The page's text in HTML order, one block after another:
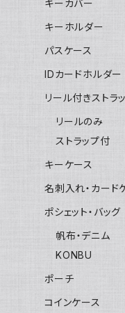
キーカバー
キーホルダー
パスケース
IDカードホルダー
リール付きストラ
リールのみ
ストラップ付
キーケース
名刺入れ・カード
ポシェット・バッグ
帆布・デニム
KONBU
ポーチ
コインケース